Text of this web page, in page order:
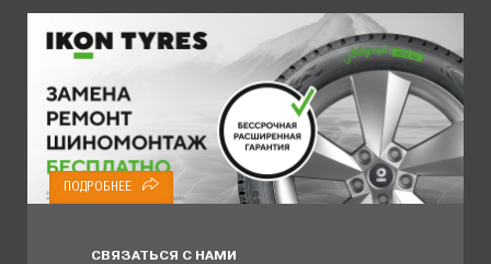
ПОДРОБНЕЕ
СВЯЗАТЬСЯ С НАМИ